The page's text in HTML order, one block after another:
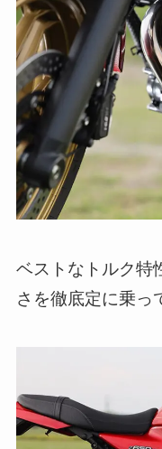
ベストなトルク特
さを徹底定に乗っ